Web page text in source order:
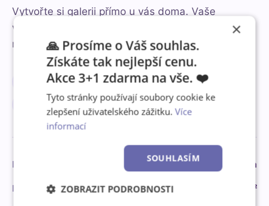
Vytvořte si galerii přímo u vás doma. Vaše
vzpomínky tiskneme na jemné lněné plátno, které
ručně vypínáme na masivní borovicový rám.
Syté barvy ✓ Lněné plátno
Masivní dřevo
Formáty Čtverec, Výška, Šířka
Plátno Lněné 375 g/m²
×
🙏 Prosíme o Váš souhlas.
Získáte tak nejlepší cenu.
Akce 3+1 zdarma na vše. ❤️
Tyto stránky používají soubory cookie ke
zlepšení uživatelského zážitku.Více
informací
SOUHLASÍM
ZOBRAZIT PODROBNOSTI